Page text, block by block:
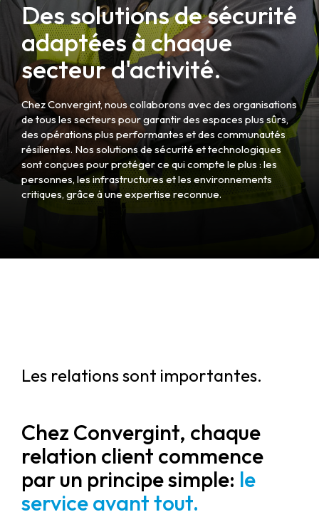
Des solutions de sécurité
adaptées à chaque
secteur d'activité.
Chez Convergint, nous collaborons avec des organisations
de tous les secteurs pour garantir des espaces plus sûrs,
des opérations plus performantes et des communautés
résilientes. Nos solutions de sécurité et technologiques
sont conçues pour protéger ce qui compte le plus : les
personnes, les infrastructures et les environnements
critiques, grâce à une expertise reconnue.
Les relations sont importantes.
Chez Convergint, chaque
relation client commence
par un principe simple: le
service avant tout.